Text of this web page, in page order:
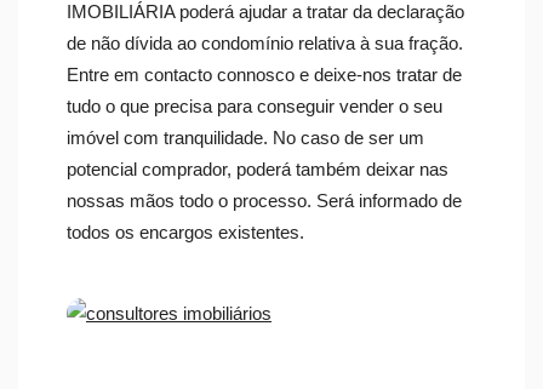
IMOBILIÁRIA poderá ajudar a tratar da declaração
de não dívida ao condomínio relativa à sua fração.
Entre em contacto connosco e deixe-nos tratar de
tudo o que precisa para conseguir vender o seu
imóvel com tranquilidade. No caso de ser um
potencial comprador, poderá também deixar nas
nossas mãos todo o processo. Será informado de
todos os encargos existentes.